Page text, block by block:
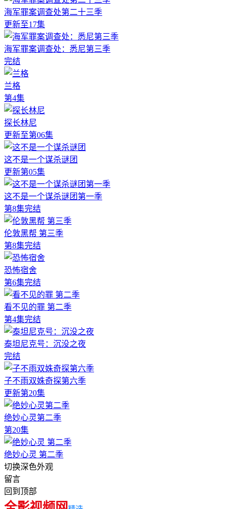
海军罪案调查处第二十三季
更新至17集
海军罪案调查处：悉尼第三季
完结
兰格
第4集
探长林尼
更新至第06集
这不是一个谋杀谜团
更新第05集
这不是一个谋杀谜团第一季
第8集完结
伦敦黑帮 第三季
第8集完结
恐怖宿舍
第6集完结
看不见的罪 第二季
第4集完结
泰坦尼克号：沉没之夜
完结
子不雨双姝奇探第六季
更新第20集
绝妙心灵第二季
第20集
绝妙心灵 第二季
切换深色外观
留言
回到顶部